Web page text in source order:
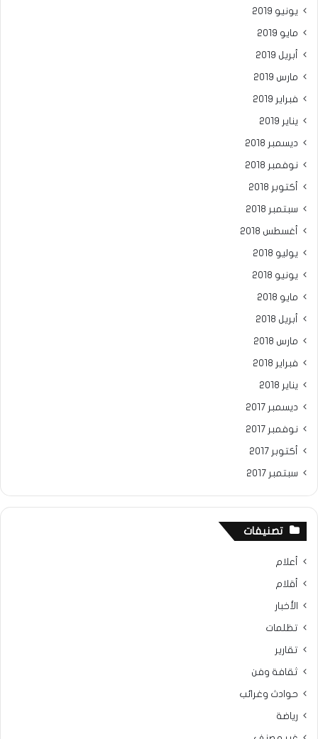
يونيو 2019
مايو 2019
أبريل 2019
مارس 2019
فبراير 2019
يناير 2019
ديسمبر 2018
نوفمبر 2018
أكتوبر 2018
سبتمبر 2018
أغسطس 2018
يوليو 2018
يونيو 2018
مايو 2018
أبريل 2018
مارس 2018
فبراير 2018
يناير 2018
ديسمبر 2017
نوفمبر 2017
أكتوبر 2017
سبتمبر 2017
تصنيفات
أعلام
أقلام
الأخبار
تظلمات
تقارير
ثقافة وفن
حوادث وغرائب
رياضة